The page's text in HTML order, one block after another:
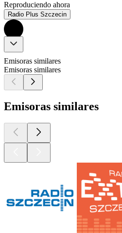
Reproduciendo ahora
Radio Plus Szczecin
Emisoras similares
Emisoras similares
Emisoras similares